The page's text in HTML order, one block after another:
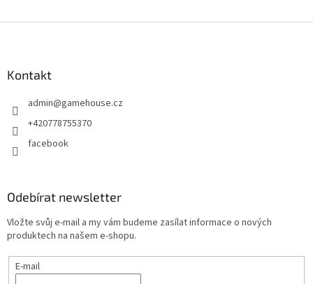
Kontakt
admin@gamehouse.cz
+420778755370
facebook
Odebírat newsletter
Vložte svůj e-mail a my vám budeme zasílat informace o nových
produktech na našem e-shopu.
E-mail